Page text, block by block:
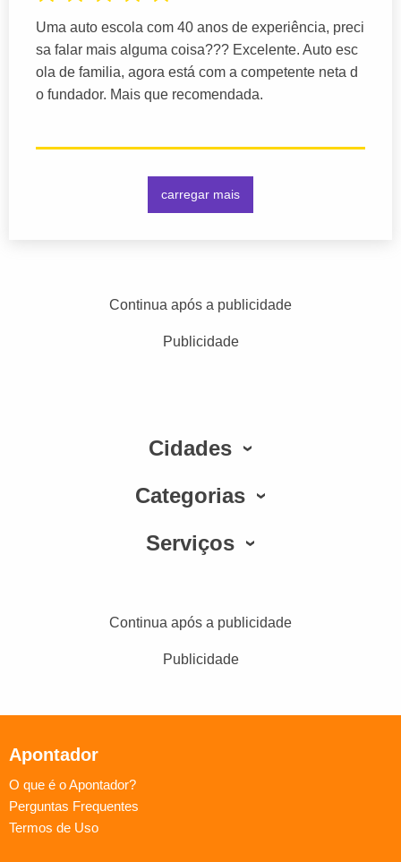
Uma auto escola com 40 anos de experiência, preci
sa falar mais alguma coisa??? Excelente. Auto esc
ola de familia, agora está com a competente neta d
o fundador. Mais que recomendada.
carregar mais
Continua após a publicidade
Publicidade
Cidades
Categorias
Serviços
Continua após a publicidade
Publicidade
Apontador
O que é o Apontador?
Perguntas Frequentes
Termos de Uso